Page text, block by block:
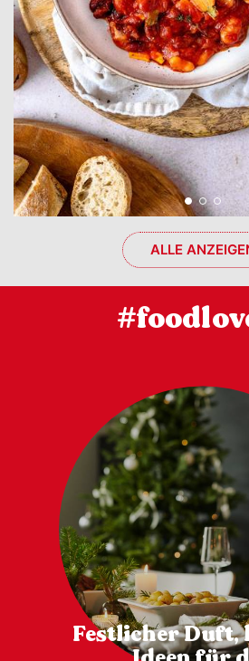
ALLE
Festlicher Duft,